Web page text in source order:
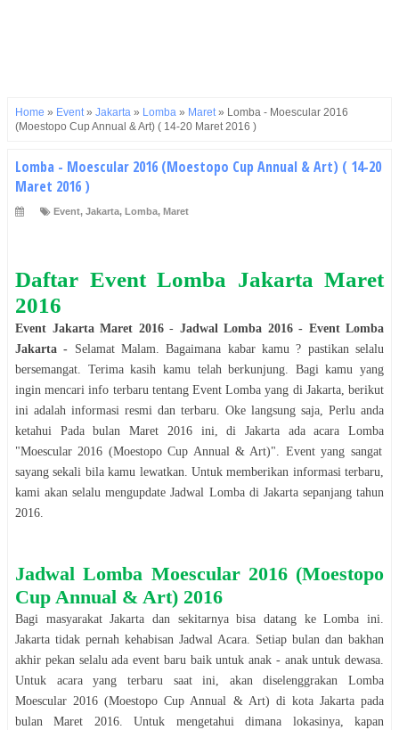
Home » Event» Jakarta » Lomba » Maret» Lomba - Moescular 2016
(Moestopo Cup Annual & Art) ( 14-20 Maret 2016 )
Lomba - Moescular 2016 (Moestopo Cup Annual & Art) ( 14-20
Maret 2016 )
Event, Jakarta, Lomba, Maret
Daftar Event Lomba Jakarta Maret
2016
Event Jakarta Maret 2016- Jadwal Lomba 2016- Event Lomba
Jakarta - SelamatMalam . Bagaimana kabar kamu ? pastikan selalu
bersemangat. Terima kasih kamu telah berkunjung. Bagi kamu yang
ingin mencari info terbaru tentang EventLomba yang di Jakarta, berikut
ini adalah informasi resmi dan terbaru. Oke langsung saja, Perlu anda
ketahui Pada bulanMaret 2016ini, di Jakartaada acaraLomba
"Moescular 2016 (Moestopo Cup Annual & Art)". Event yang sangat
sayang sekali bila kamu lewatkan. Untuk memberikan informasi terbaru,
kami akan selalu mengupdate Jadwal Lombadi Jakartasepanjang tahun
2016
JadwalLomba Moescular 2016 (Moestopo
Cup Annual & Art) 2016
Bagi masyarakatJakarta dan sekitarnya bisa datang keLomba ini.
Jakarta tidak pernah kehabisan Jadwal Acara. Setiap bulan dan bakhan
akhir pekan selalu ada event baru baik untuk anak - anak untuk dewasa.
Untuk acara yang terbaru saat ini, akan diselenggrakan Lomba
Moescular 2016 (Moestopo Cup Annual & Art) di kota Jakartapada
bulanMaret 2016. Untuk mengetahui dimana lokasinya, kapan